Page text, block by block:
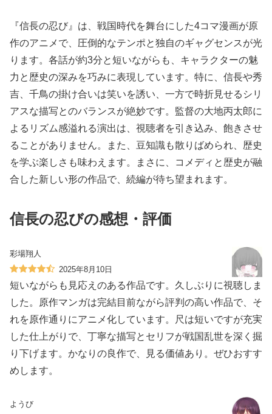
『信長の忍び』は、戦国時代を舞台にした4コマ漫画が原
作のアニメで、圧倒的なテンポと独自のギャグセンスが光
ります。各話が約3分と短いながらも、キャラクターの魅
力と歴史の深みを巧みに表現しています。特に、信長や秀
吉、千鳥の掛け合いは笑いを誘い、一方で時折見せるシリ
アスな描写とのバランスが絶妙です。監督の大地丙太郎に
よるリズム感溢れる演出は、視聴者を引き込み、飽きさせ
ることがありません。また、豆知識も散りばめられ、歴史
を学ぶ楽しさも味わえます。まさに、コメディと歴史が融
合した新しい形の作品で、続編が待ち望まれます。
信長の忍びの感想・評価
彩場翔人
2025年8月10日
短いながらも見応えのある作品です。久しぶりに視聴しま
した。原作マンガは完結目前ながら評判の高い作品で、そ
れを原作通りにアニメ化しています。尺は短いですが充実
した仕上がりで、丁寧な描写とセリフが戦国乱世を深く掘
り下げます。かなりの良作で、見る価値あり。ぜひおすす
めします。
ようび